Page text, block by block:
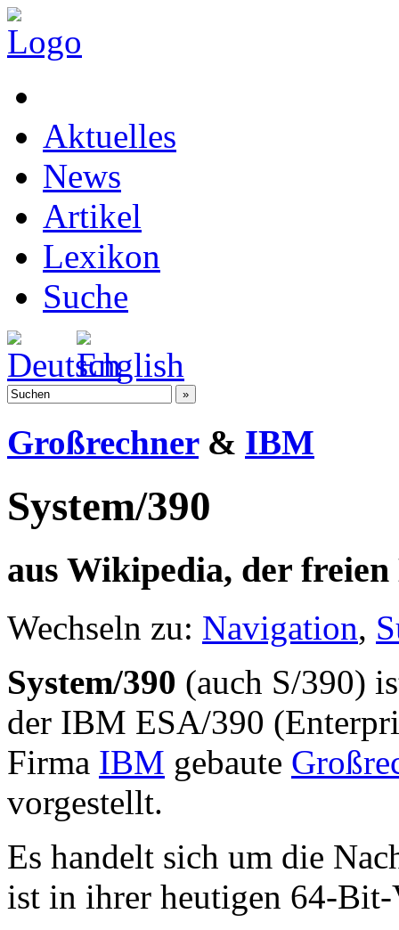
Aktuelles
News
Artikel
Lexikon
Suche
Großrechner& IBM
System/390
aus Wikipedia, der
Wechseln zu: Navigation,
System/390 (auch S/390)
der IBM ESA/390
Firma IBM gebaute
vorgestellt.
Es handelt sich um die
ist in ihrer heutigen 64-